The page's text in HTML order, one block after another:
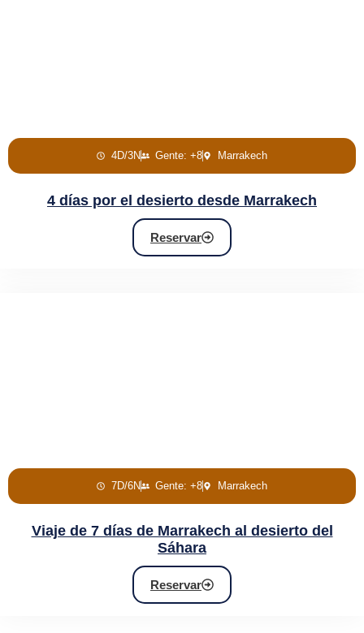
4D/3N Gente: +8 Marrakech
4 días por el desierto desde Marrakech
Reservar
7D/6N Gente: +8 Marrakech
Viaje de 7 días de Marrakech al desierto del
Sáhara
Reservar